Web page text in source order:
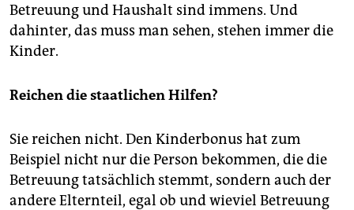
Betreuung und Haushalt sind immens. Und
dahinter, das muss man sehen, stehen immer die
Kinder.
Reichen die staatlichen Hilfen?
Sie reichen nicht. Den Kinderbonus hat zum
Beispiel nicht nur die Person bekommen, die die
Betreuung tatsächlich stemmt, sondern auch der
andere Elternteil, egal ob und wieviel Betreuung